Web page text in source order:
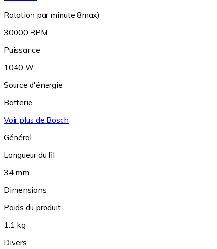
Rotation par minute 8max)
30000 RPM
Puissance
1040 W
Source d'énergie
Batterie
Voir plus de Bosch
Général
Longueur du fil
34 mm
Dimensions
Poids du produit
1.1 kg
Divers